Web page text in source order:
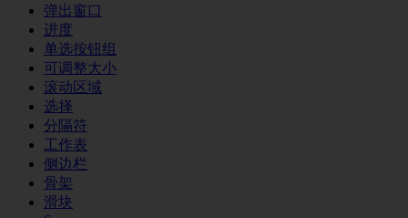
弹出窗口
进度
单选按钮组
可调整大小
滚动区域
选择
分隔符
工作表
侧边栏
骨架
滑块